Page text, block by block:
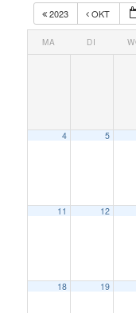
2023 OKT
MA DI
4 5
11 12
18 19